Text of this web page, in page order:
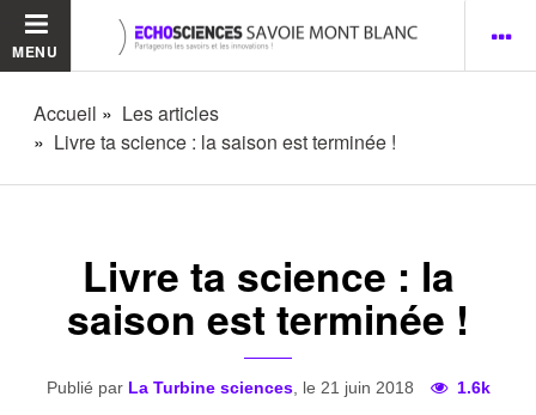
MENU
Accueil
Les articles
Livre ta science : la saison est terminée !
Livre ta science : la
saison est terminée !
Publié par La Turbine sciences, le 21 juin 2018 1.6k